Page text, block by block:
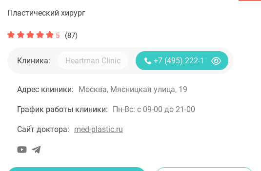
Пластический хирург
5 (87)
Клиника: +7 (495) 222-11-13
Адрес клиники: Москва, Мясницкая улица, 19
График работы клиники: Пн-Вс: с 09-00 до 21-00
Сайт доктора: med-plastic.ru